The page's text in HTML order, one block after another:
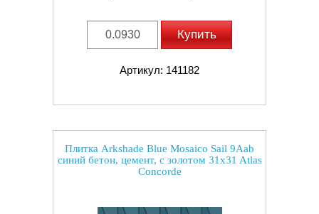
Купить
Артикул: 141182
Плитка Arkshade Blue Mosaico Sail 9Aab
синий бетон, цемент, с золотом 31x31 Atlas
Concorde